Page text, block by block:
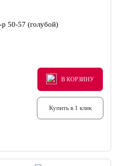
50-57 (голубой)
В КОРЗИНУ
В КОРЗИНУ
В КОРЗИНУ
Купить в 1 клик